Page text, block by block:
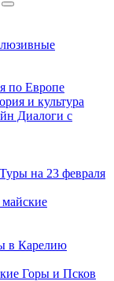
по Европе
и культура
Диалоги с
Туры на 23 февраля
в Карелию
Горы и Псков